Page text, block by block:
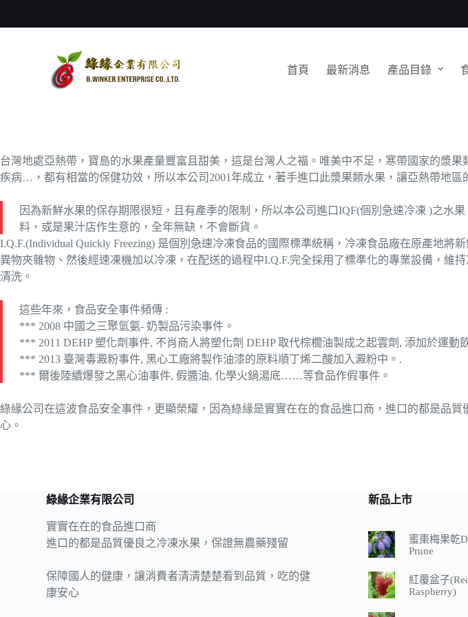
首頁 最新消息 產品目錄
台灣地處亞熱帶，寶島的水果產量豐富且甜美，這是台灣人之福。唯美中不足，寒帶國家的漿
疾病…，都有相當的保健功效，所以本公司2001年成立，著手進口此漿果類水果，讓亞熱帶地區
因為新鮮水果的保存期限很短，且有產季的限制，所以本公司進口IQF(個別急速冷凍 )之水
料，或是果汁店作生意的，全年無缺，不會斷貨。
I.Q.F.(Individual Quickly Freezing) 是個別急速冷凍食品的國際標準統稱，冷凍食品廠在原產地
異物夾雜物、然後經速凍機加以冷凍，在配送的過程中I.Q.F.完全採用了標準化的專業設備，
清洗。
這些年來，食品安全事件頻傳 :
*** 2008 中國之三聚氫氨- 奶製品污染事件。
*** 2011 DEHP 塑化劑事件, 不肖商人將塑化劑 DEHP 取代棕櫚油製成之起雲劑, 添加於運
*** 2013 臺灣毒澱粉事件, 黑心工廠將製作油漆的原料順丁烯二酸加入澱粉中。.
*** 爾後陸續爆發之黑心油事件, 假醬油, 化學火鍋湯底……等食品作假事件。
綠緣公司在這波食品安全事件，更顯榮耀，因為綠緣是實實在在的食品進口商，進口的都是品
心。
綠緣企業有限公司
實實在在的食品進口商
進口的都是品質優良之冷凍水果，保證無農藥殘留
保障國人的健康，讓消費者清清楚楚看到品質，吃的健
康安心
新品上市
蜜棗梅果乾
Prune
紅覆盆子
Raspberry)